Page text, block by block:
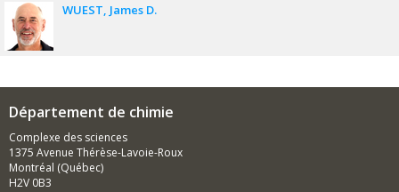
WUEST James D.
Département de chimie
Complexe des sciences
1375 Avenue Thérèse-Lavoie-Roux
Montréal (Québec)
H2V 0B3